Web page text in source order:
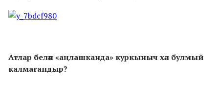
Атлар белән «аңлашканда» куркыныч хәл булмый
калмагандыр?